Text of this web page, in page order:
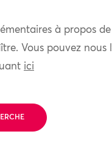
à propos
Vous pouvez nous
ici